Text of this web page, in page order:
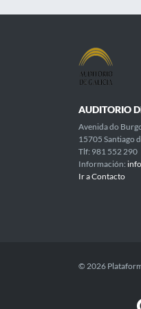
AUDITORIO
Avenida do
15705 Santiago
Tlf: 981 552 290
Información:
Ir a Contacto
© 2026